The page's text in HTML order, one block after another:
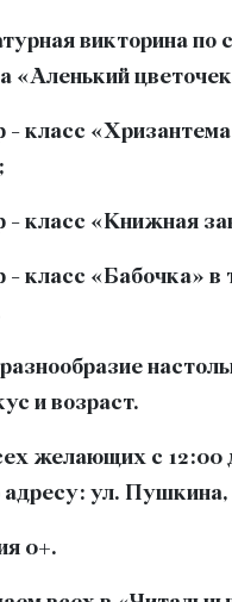
викторина по
«Аленький
- класс «Хризантема
- класс «Книжная
- класс «Бабочка» в
и возраст.
желающих с 12:00
адресу: ул. Пушкина,
0+.